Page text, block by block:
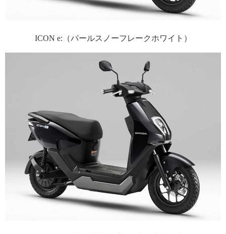
ICON e:（パールスノーフレークホワイト）